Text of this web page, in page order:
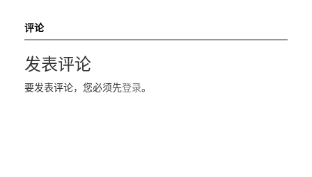
评论
发表评论
要发表评论，您必须先登录。